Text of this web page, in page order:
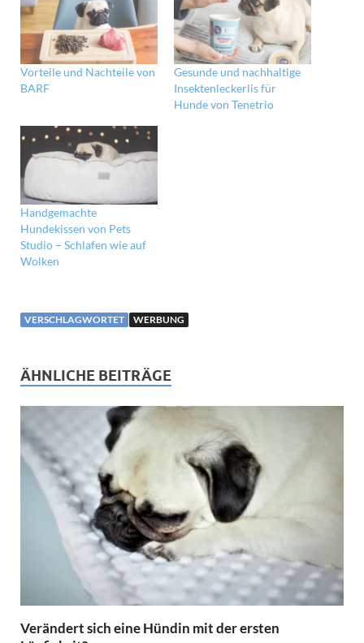
Vorteile und Nachteile von
BARF
Gesunde und nachhaltige
Insektenleckerlis für
Hunde von Tenetrio
Handgemachte
Hundekissen von Pets
Studio – Schlafen wie auf
Wolken
VERSCHLAGWORTET WERBUNG
ÄHNLICHE BEITRÄGE
Verändert sich eine Hündin mit der ersten